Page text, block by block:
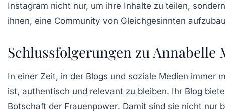
Instagram nicht nur, um ihre Inhalte zu teilen,
ihnen, eine Community von Gleichgesinnten
Schlussfolgerungen zu Annabelle
In einer Zeit, in der Blogs und soziale Medien immer
ist, authentisch und relevant zu bleiben. Ihr Blog
Botschaft der Frauenpower. Damit sind sie nicht nur